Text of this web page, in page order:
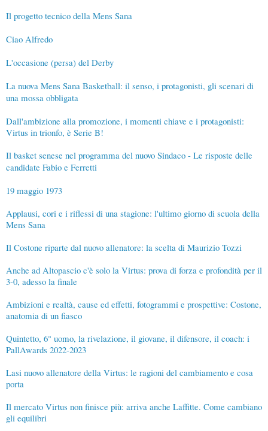
Il progetto tecnico della Mens Sana
Ciao Alfredo
L'occasione (persa) del Derby
La nuova Mens Sana Basketball: il senso, i protagonisti, gli scenari di
una mossa obbligata
Dall'ambizione alla promozione, i momenti chiave e i protagonisti:
Virtus in trionfo, è Serie B!
Il basket senese nel programma del nuovo Sindaco - Le risposte delle
candidate Fabio e Ferretti
19 maggio 1973
Applausi, cori e i riflessi di una stagione: l'ultimo giorno di scuola della
Mens Sana
Il Costone riparte dal nuovo allenatore: la scelta di Maurizio Tozzi
Anche ad Altopascio c'è solo la Virtus: prova di forza e profondità per il
3-0, adesso la finale
Ambizioni e realtà, cause ed effetti, fotogrammi e prospettive: Costone,
anatomia di un fiasco
Quintetto, 6° uomo, la rivelazione, il giovane, il difensore, il coach: i
PallAwards 2022-2023
Lasi nuovo allenatore della Virtus: le ragioni del cambiamento e cosa
porta
Il mercato Virtus non finisce più: arriva anche Laffitte. Come cambiano
gli equilibri